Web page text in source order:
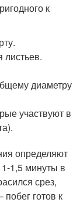
к
листьев.
диаметру
участвуют в
определяют
1,5 минуты в
срез,
готов к